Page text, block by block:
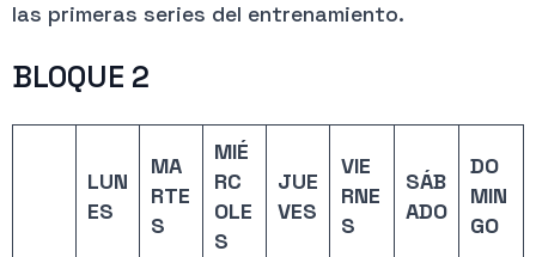
las primeras series del entrenamiento.
BLOQUE 2
LUN
ES
MA
RTE
S
MIÉ
RC
OLE
S
JUE
VES
VIE
RNE
S
SÁB
ADO
DO
MIN
GO